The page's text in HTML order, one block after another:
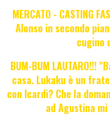
MERCATO - CASTING
Alonso in secondo
cugino
BUM-BUM LAUTARO!!!
casa. Lukaku è un
con Icardi? Che la
ad Agustina